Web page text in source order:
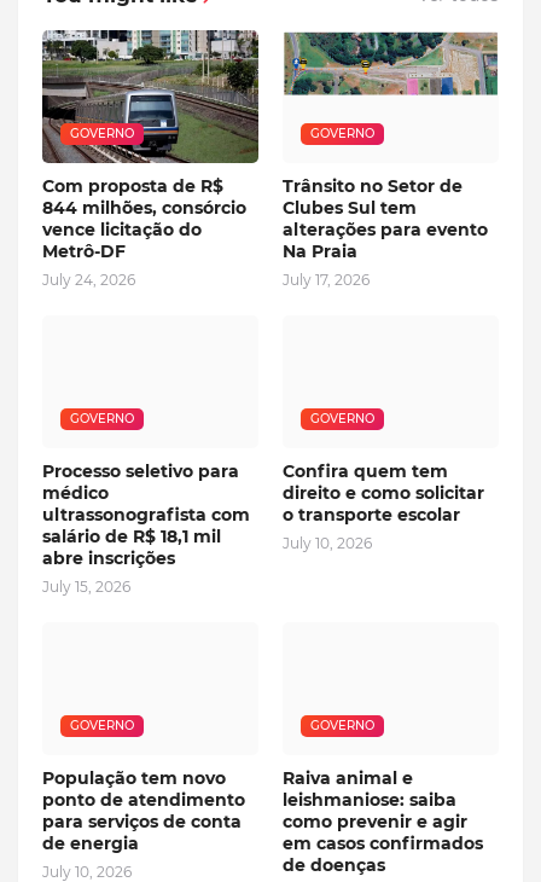
GOVERNO
Com proposta de R$
844 milhões, consórcio
vence licitação do
Metrô-DF
July 24, 2026
GOVERNO
Trânsito no Setor de
Clubes Sul tem
alterações para evento
Na Praia
July 17, 2026
GOVERNO
Processo seletivo para
médico
ultrassonografista com
salário de R$ 18,1 mil
abre inscrições
July 15, 2026
GOVERNO
Confira quem tem
direito e como solicitar
o transporte escolar
July 10, 2026
GOVERNO
População tem novo
ponto de atendimento
para serviços de conta
de energia
July 10, 2026
GOVERNO
Raiva animal e
leishmaniose: saiba
como prevenir e agir
em casos confirmados
de doenças